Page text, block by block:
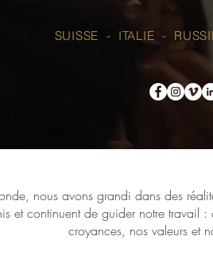
SUISSE - ITALIE -
nous avons grandi dans des
et continuent de guider notre travail
croyances, nos valeurs et